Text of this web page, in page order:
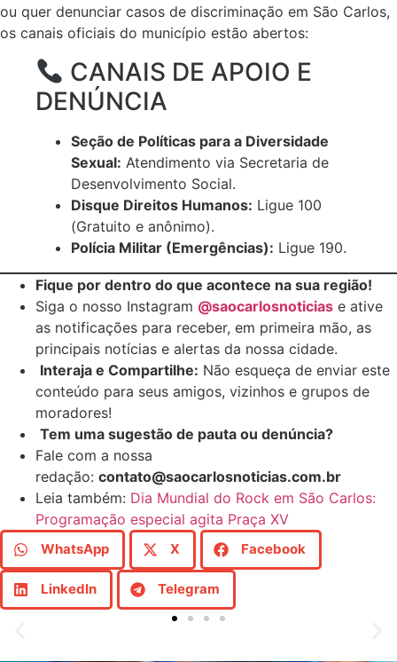
ou quer denunciar casos de discriminação em São Carlos,
os canais oficiais do município estão abertos:
CANAIS DE APOIO E
DENÚNCIA
Seção de Políticas para a Diversidade
Sexual: Atendimento via Secretaria de
Desenvolvimento Social.
Disque Direitos Humanos: Ligue 100
(Gratuito e anônimo).
Polícia Militar (Emergências): Ligue 190.
Fique por dentro do que acontece na sua região!
Siga o nosso Instagram @saocarlosnoticias e ative
as notificações para receber, em primeira mão, as
principais notícias e alertas da nossa cidade.
Interaja e Compartilhe: Não esqueça de enviar este
conteúdo para seus amigos, vizinhos e grupos de
moradores!
Tem uma sugestão de pauta ou denúncia?
Fale com a nossa
redação: contato@saocarlosnoticias.com.br
Leia também: Dia Mundial do Rock em São Carlos:
Programação especial agita Praça XV
WhatsApp X Facebook
LinkedIn Telegram